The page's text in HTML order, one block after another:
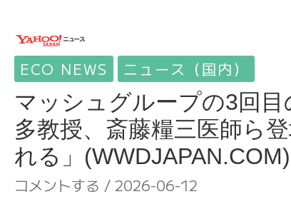
ECO NEWS ニュース（国内）
マッシュグループの3回
多教授、斎藤糧三医師ら
れる」(WWDJAPAN.COM)
コメントする / 2026-06-12